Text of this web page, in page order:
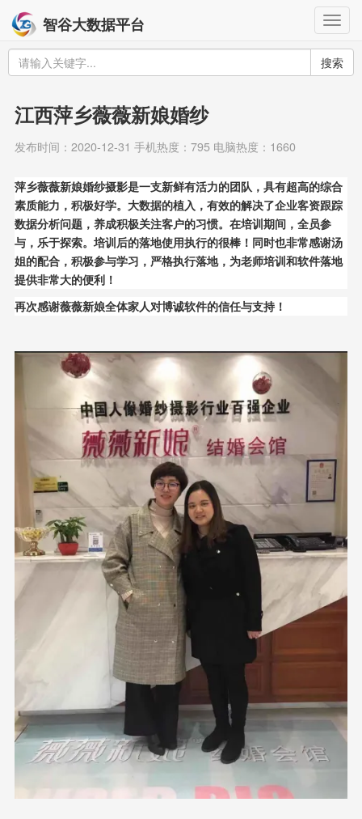
智谷大数据平台
搜索
江西萍乡薇薇新娘婚纱
发布时间：2020-12-31 手机热度：795 电脑热度：1660
萍乡薇薇新娘婚纱摄影是一支新鲜有活力的团队，具有超高的综合
素质能力，积极好学。大数据的植入，有效的解决了企业客资跟踪
数据分析问题，养成积极关注客户的习惯。在培训期间，全员参
与，乐于探索。培训后的落地使用执行的很棒！同时也非常感谢汤
姐的配合，积极参与学习，严格执行落地，为老师培训和软件落地
提供非常大的便利！
再次感谢薇薇新娘全体家人对博诚软件的信任与支持！